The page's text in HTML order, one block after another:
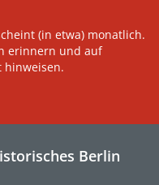
(in etwa) monatlich.
erinnern und auf
hinweisen.
Berlin